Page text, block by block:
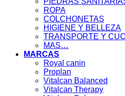
ROPA
COLCHONETAS
HIGIENE Y BELLEZA
TRANSPORTE Y
MAS…
MARCAS
Royal canin
Proplan
Vitalcan Balanced
Vitalcan Therapy